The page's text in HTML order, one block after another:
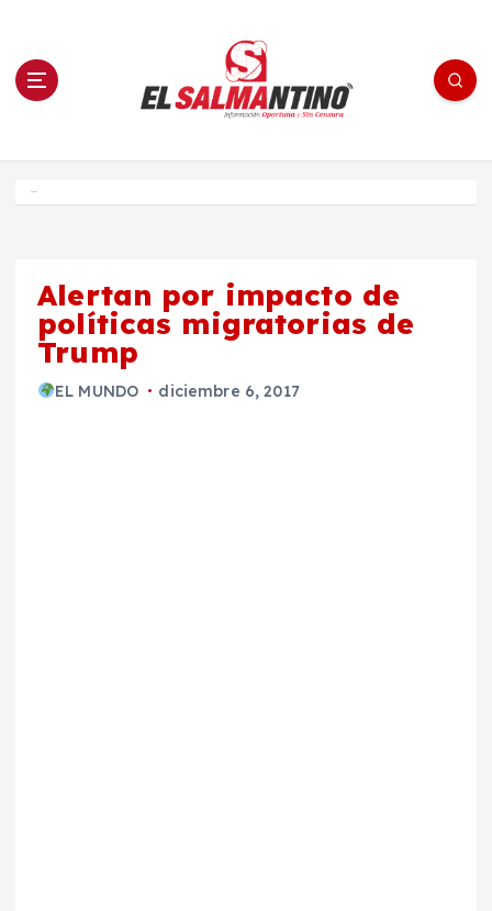
n El Salmantino - medios/noticias/editorial
Alertan por impacto de
políticas migratorias de
Trump
EL MUNDO diciembre 6, 2017